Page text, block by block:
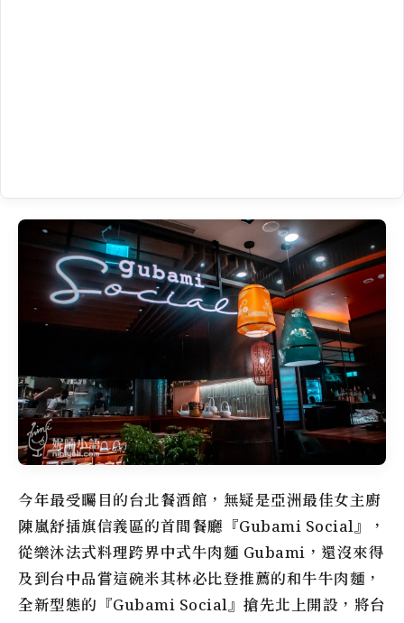
今年最受矚目的台北餐酒館，無疑是亞洲最佳女主廚
陳嵐舒插旗信義區的首間餐廳『Gubami Social』，
從樂沐法式料理跨界中式牛肉麵 Gubami，還沒來得
及到台中品嘗這碗米其林必比登推薦的和牛牛肉麵，
全新型態的『Gubami Social』搶先北上開設，將台